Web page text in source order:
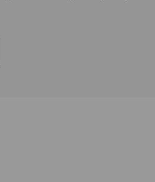
Badeanzügen für Damen